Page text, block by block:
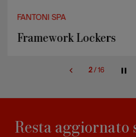
FANTONI SPA
Framework Lockers
2 / 16
Resta aggiornato